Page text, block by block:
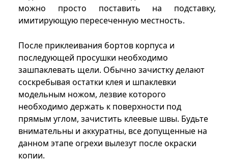
можно просто поставить на подставку,
имитирующую пересеченную местность.
После приклеивания бортов корпуса и
последующей просушки необходимо
зашпаклевать щели. Обычно зачистку делают
соскребывая остатки клея и шпаклевки
модельным ножом, лезвие которого
необходимо держать к поверхности под
прямым углом, зачистить клеевые швы. Будьте
внимательны и аккуратны, все допущенные на
данном этапе огрехи вылезут после окраски
копии.